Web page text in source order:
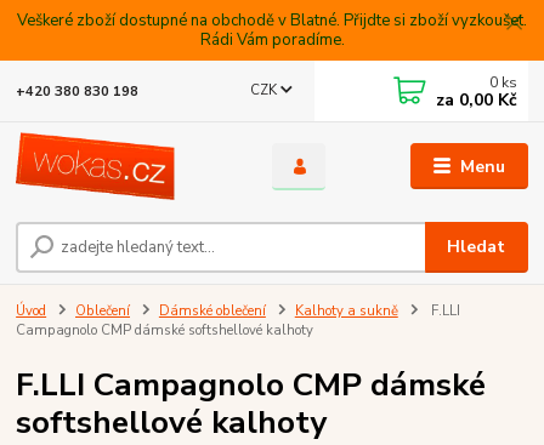
Veškeré zboží dostupné na obchodě v Blatné. Přijdte si zboží vyzkoušet.
Rádi Vám poradíme.
Menu
CZK
Hledat
+420 380 830 198 0 ks
za 0,00 Kč
Úvod Oblečení Dámské oblečení Kalhoty a sukně
F.LLI
Campagnolo CMP dámské softshellové kalhoty
F.LLI Campagnolo CMP dámské
softshellové kalhoty